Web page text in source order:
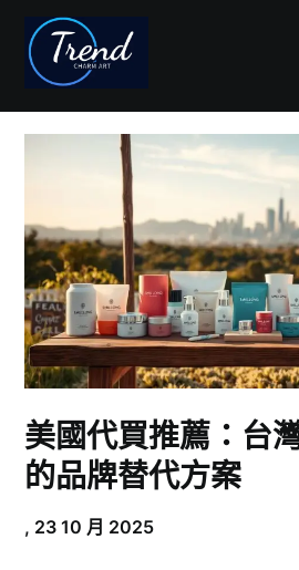
content
美國代買推薦：台
的品牌替代方案
, 23 10 月 2025